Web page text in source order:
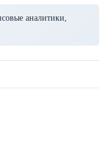
аналитики,